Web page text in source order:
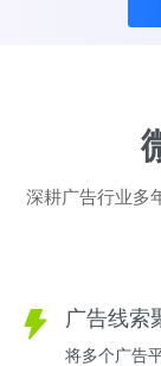
深耕广告行业多
广告线索
将多个广告